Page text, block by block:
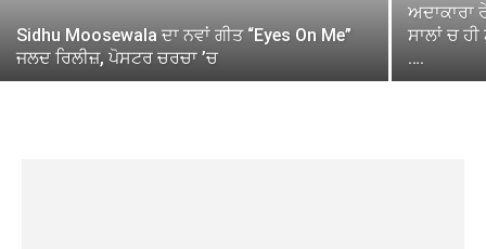
Sidhu Moosewala ਦਾ ਨਵਾਂ ਗੀਤ “Eyes On Me”
ਜਲਦ ਰਿਲੀਜ਼, ਪੋਸਟਰ ਚਰਚਾ ’ਚ
ਅਦਾਕਾਰਾ
ਸਾਲਾਂ ਚ
….